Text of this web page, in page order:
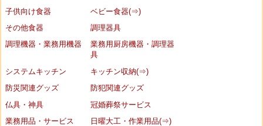
子供向け食器
ベビー食器(⇒)
その他食器
調理器具
調理機器・業務用機器
業務用厨房機器・調理器
具
システムキッチン
キッチン収納(⇒)
防災関連グッズ
防犯関連グッズ
仏具・神具
冠婚葬祭サービス
業務用品・サービス
日曜大工・作業用品(⇒)